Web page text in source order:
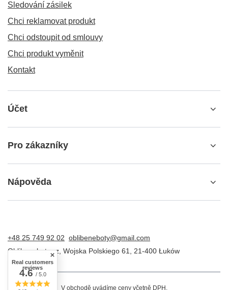
Sledování zásilek
Chci reklamovat produkt
Chci odstoupit od smlouvy
Chci produkt vyměnit
Kontakt
Účet
Pro zákazníky
Nápověda
+48 25 749 92 02 oblibeneboty@gmail.com
Oblibeneboty.cz Wojska Polskiego 61 21-400 Łuków
V obchodě uvádíme ceny včetně DPH.
Real customers
reviews
4.6/ 5.0